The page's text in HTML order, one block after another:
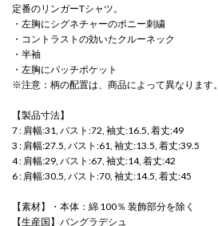
定番のリンガーTシャツ。
・左胸にシグネチャーのポニー刺繍
・コントラストの効いたクルーネック
・半袖
・左胸にパッチポケット
※注意：柄の配置は、商品によって異なります。
【製品寸法】
7 : 肩幅:31, バスト:72, 袖丈:16.5, 着丈:49
3 : 肩幅:27.5, バスト:61, 袖丈:13.5, 着丈:39.5
4 : 肩幅:29, バスト:67, 袖丈:14, 着丈:42
6 : 肩幅:30.5, バスト:70, 袖丈:14.5, 着丈:45
【素材】・本体：綿 100％ 装飾部分を除く
【生産国】バングラデシュ